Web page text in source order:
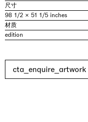
尺寸
98 1/2 × 51 1/5 inches
材质
edition
cta_enquire_artwork